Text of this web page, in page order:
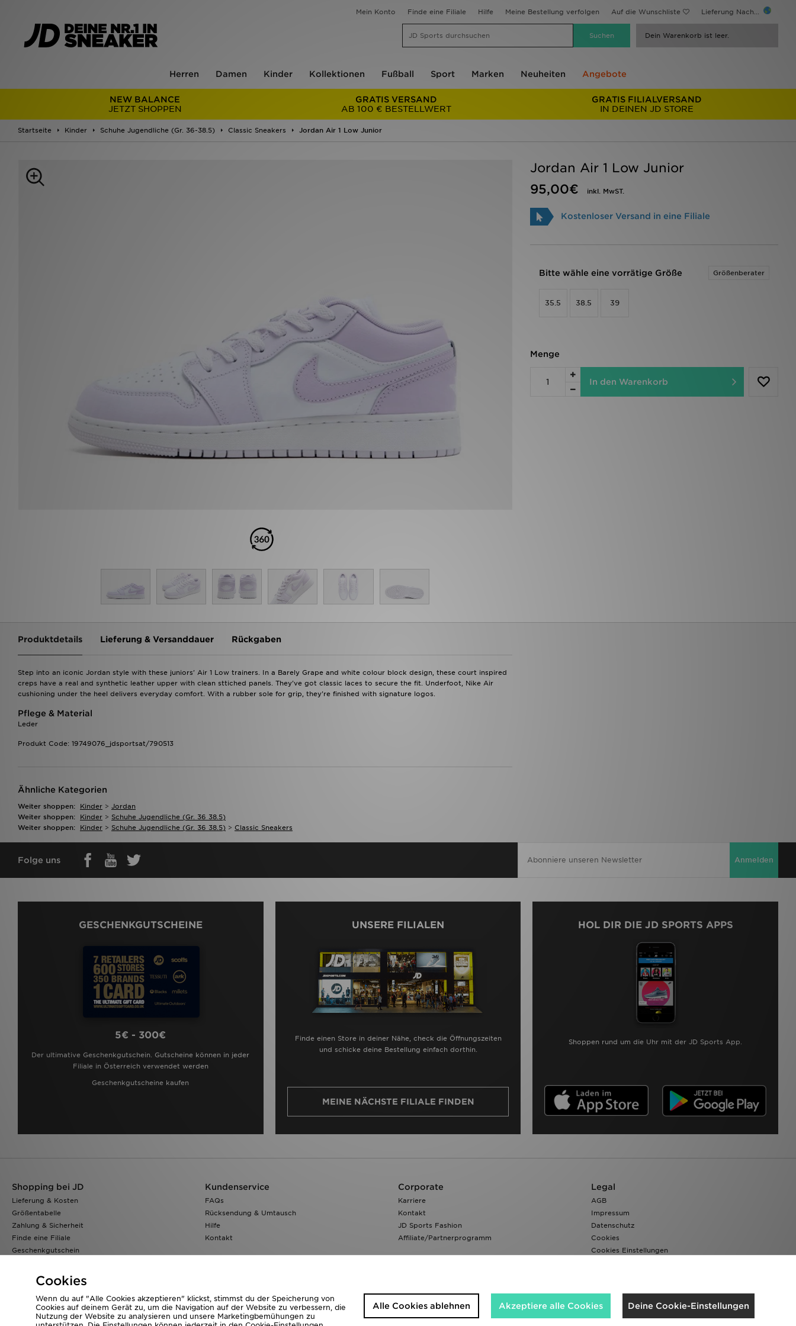
Mein Konto Finde eine Filiale Hilfe Meine Bestellung verfolgen Auf die Wunschliste Lieferung Nach...
Dein Warenkorb ist leer.
Herren Damen Kinder Kollektionen Fußball Sport Marken Neuheiten Angebote
NEW BALANCE
JETZT SHOPPEN
GRATIS VERSAND
AB 100 € BESTELLWERT
GRATIS FILIALVERSAND
IN DEINEN JD STORE
Startseite Kinder Schuhe Jugendliche (Gr. 36-38.5) Classic Sneakers Jordan Air 1 Low Junior
Jordan Air 1 Low Junior
95,00€
inkl. MwST.
Kostenloser Versand in eine Filiale
Bitte wähle eine vorrätige Größe Größenberater
35.5 38.5 39
Menge
In den Warenkorb
Produktdetails Lieferung & Versanddauer Rückgaben
Step into an iconic Jordan style with these juniors' Air 1 Low trainers. In a Barely Grape and white colour block design, these court inspired
creps have a real and synthetic leather upper with clean sttiched panels. They've got classic laces to secure the fit. Underfoot, Nike Air
cushioning under the heel delivers everyday comfort. With a rubber sole for grip, they're finished with signature logos.
Pflege & Material
Leder
Produkt Code: 19749076_jdsportsat/790513
Ähnliche Kategorien
Weiter shoppen: Kinder > Jordan
Weiter shoppen:
Kinder > Schuhe Jugendliche (gr. 36 38.5)
Weiter shoppen:
Kinder > Schuhe Jugendliche (gr. 36 38.5) > Classic Sneakers
Folge uns Anmelden
GESCHENKGUTSCHEINE
5€ - 300€
Der ultimative Geschenkgutschein. Gutscheine können in jeder
Filiale in Österreich verwendet werden
Geschenkgutscheine kaufen
UNSERE FILIALEN
Finde einen Store in deiner Nähe, check die Öffnungszeiten
und schicke deine Bestellung einfach dorthin.
MEINE NÄCHSTE FILIALE FINDEN
HOL DIR DIE JD SPORTS APPS
Shoppen rund um die Uhr mit der JD Sports App.
Shopping bei JD
Lieferung & Kosten
Größentabelle
Zahlung & Sicherheit
Finde eine Filiale
Geschenkgutschein
Lade Die App
Kundenservice
FAQs
Rücksendung & Umtausch
Hilfe
Kontakt
Corporate
Karriere
Kontakt
JD Sports Fashion
Affiliate/Partnerprogramm
Legal
AGB
Impressum
Datenschutz
Cookies
Cookies Einstellungen
Corporate Websitewww.jdplc.com
Cookies
Wenn du auf "Alle Cookies akzeptieren" klickst, stimmst du der Speicherung von
Cookies auf deinem Gerät zu, um die Navigation auf der Website zu verbessern, die
Nutzung der Website zu analysieren und unsere Marketingbemühungen zu
Deine Cookie-Einstellungen
Akzeptiere alle Cookies
Alle Cookies ablehnen